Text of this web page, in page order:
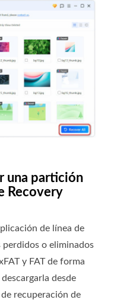
una partición
Recovery
de línea de
o eliminados
y FAT de forma
desde
recuperación de